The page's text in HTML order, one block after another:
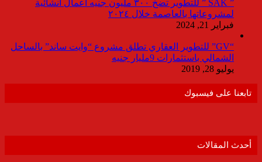
” SAK ” للتطوير تضخ ٣٠٠ مليون جنيه أعمال انشائية
لمشروعاتها بالعاصمة خلال ٢٠٢٤
فبراير 21, 2024
“GV” للتطوير العقاري تطلق مشروع “وايت ساند” بالساحل
الشمالي باستثمارات 9مليار جنيه
يوليو 28, 2019
تابعنا على فيسبوك
أحدث المقالات